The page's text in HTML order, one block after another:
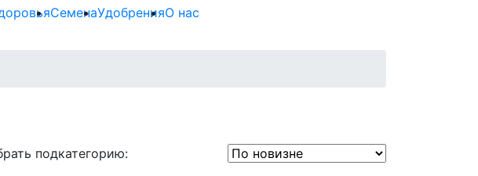
СеменаУдобренияО нас
подкатегорию: